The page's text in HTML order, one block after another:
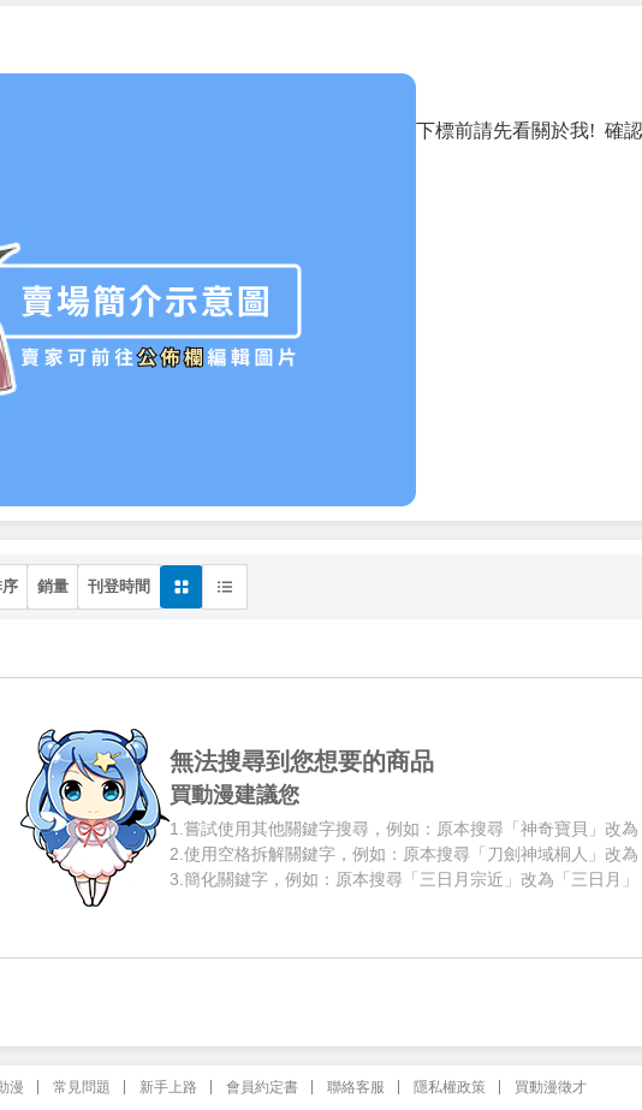
下標前請先看關於我! 確
銷量 刊登時間
無法搜尋到您想要的商品
買動漫建議您
1.嘗試使用其他關鍵字搜尋，例如：原本搜尋「神奇寶貝」改為
2.使用空格拆解關鍵字，例如：原本搜尋「刀劍神域桐人」改為
3.簡化關鍵字，例如：原本搜尋「三日月宗近」改為「三日月」
漫 常見問題 新手上路 會員約定書 聯絡客服 隱私權政策 買動漫徵才